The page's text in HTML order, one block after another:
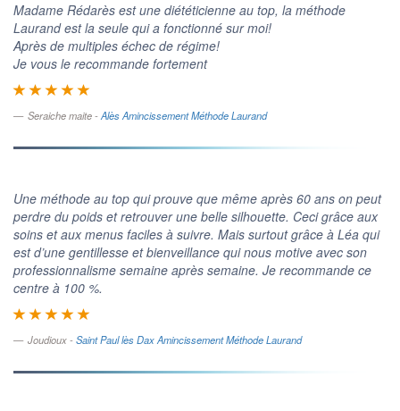
Madame Rédarès est une diététicienne au top, la méthode
Laurand est la seule qui a fonctionné sur moi!
Après de multiples échec de régime!
Je vous le recommande fortement
Seraiche maite -Alès Amincissement Méthode Laurand
Une méthode au top qui prouve que même après 60 ans on peut
perdre du poids et retrouver une belle silhouette. Ceci grâce aux
soins et aux menus faciles à suivre. Mais surtout grâce à Léa qui
est d’une gentillesse et bienveillance qui nous motive avec son
professionnalisme semaine après semaine. Je recommande ce
centre à 100 %.
Joudioux -Saint Paul lès Dax Amincissement Méthode Laurand